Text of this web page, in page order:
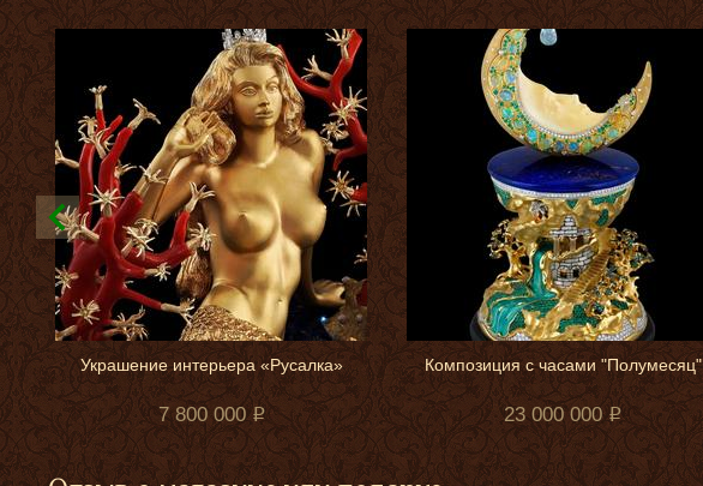
Украшение интерьера «Русалка»
7 800 000
Композиция с часами "Полумесяц"
23 000 000